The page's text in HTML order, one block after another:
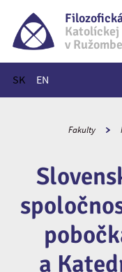
v
SK EN
Hlavné menu
Fakulty
a